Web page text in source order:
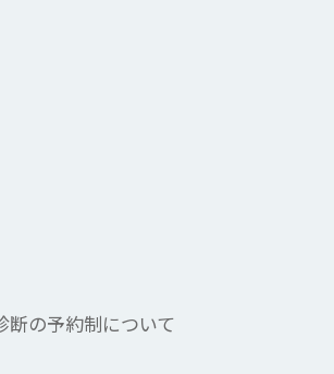
断の予約制について